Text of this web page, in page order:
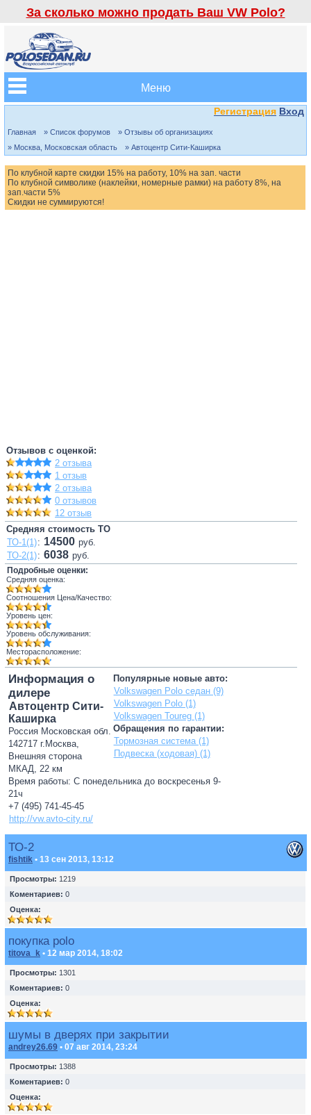
За сколько можно продать Ваш VW Polo?
Меню
Регистрация Вход
Главная » Список форумов
» Отзывы об организациях
» Москва, Московская область
» Автоцентр Сити-Каширка
По клубной карте скидки 15% на работу, 10% на зап. части
По клубной символике (наклейки, номерные рамки) на работу 8%, на
зап.части 5%
Скидки не суммируются!
Отзывов с оценкой:
2 отзыва
1 отзыв
2 отзыва
0 отзывов
12 отзыв
Средняя стоимость ТО
ТО-1(1): 14500 руб.
ТО-2(1): 6038 руб.
Подробные оценки:
Средняя оценка:
Соотношения Цена/Качество:
Уровень цен:
Уровень обслуживания:
Месторасположение:
Популярные новые авто:
Volkswagen Polo седан (9)
Volkswagen Polo (1)
Volkswagen Toureg (1)
Обращения по гарантии:
Тормозная система (1)
Подвеска (ходовая) (1)
Информация о
дилере
Автоцентр Сити-
Каширка
Россия Московская обл.
142717 г.Москва,
Внешняя сторона
МКАД, 22 км
Время работы: С понедельника до воскресенья 9-
21ч
+7 (495) 741-45-45
http://vw.avto-city.ru/
ТО-2
fishtik • 13 сен 2013, 13:12
Просмотры: 1219
Коментариев: 0
Оценка:
покупка polo
titova_k • 12 мар 2014, 18:02
Просмотры: 1301
Коментариев: 0
Оценка:
шумы в дверях при закрытии
andrey26.69 • 07 авг 2014, 23:24
Просмотры: 1388
Коментариев: 0
Оценка: